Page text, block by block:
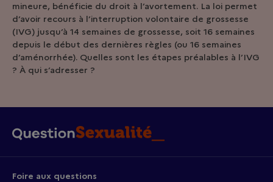
mineure, bénéficie du droit à l’avortement. La loi permet
d’avoir recours à l’interruption volontaire de grossesse
(IVG) jusqu’à 14 semaines de grossesse, soit 16 semaines
depuis le début des dernières règles (ou 16 semaines
d’aménorrhée). Quelles sont les étapes préalables à l’IVG
? À qui s’adresser ?
Foire aux questions